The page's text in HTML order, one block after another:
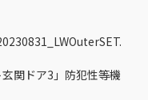
関ドア3」防犯性等機